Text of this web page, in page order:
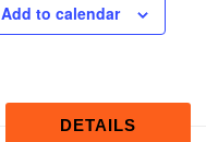
Add to calendar
DETAILS